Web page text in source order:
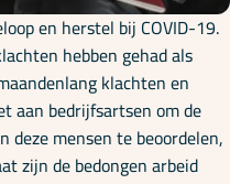
en herstel bij COVID-19.
hebben gehad als
klachten en
aan bedrijfsartsen om de
deze mensen te beoordelen,
zijn de bedongen arbeid